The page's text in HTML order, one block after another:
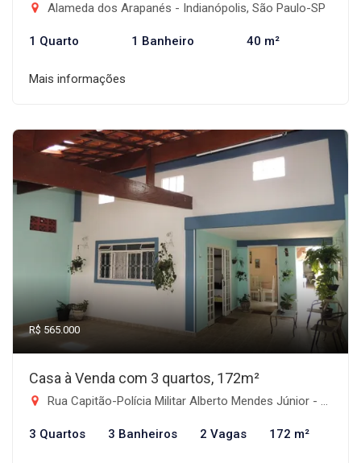
Alameda dos Arapanés - Indianópolis, São Paulo-SP
1 Quarto 1 Banheiro 40 m²
Mais informações
R$ 565.000
Casa à Venda com 3 quartos, 172m²
Rua Capitão-Polícia Militar Alberto Mendes Júnior - Jardim de Alah, Taubaté-SP
3 Quartos 3 Banheiros 2 Vagas 172 m²